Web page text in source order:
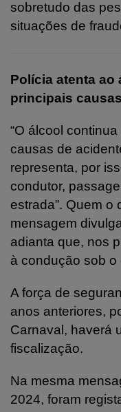
sobretudo das
situações de
Polícia atenta ao
principais
“O álcool
causas de
representa, por
condutor,
estrada”. Quem o
mensagem
adianta que, nos
à condução sob o
A força de
anos anteriores,
Carnaval, haverá
fiscalização.
Na mesma
2024, foram